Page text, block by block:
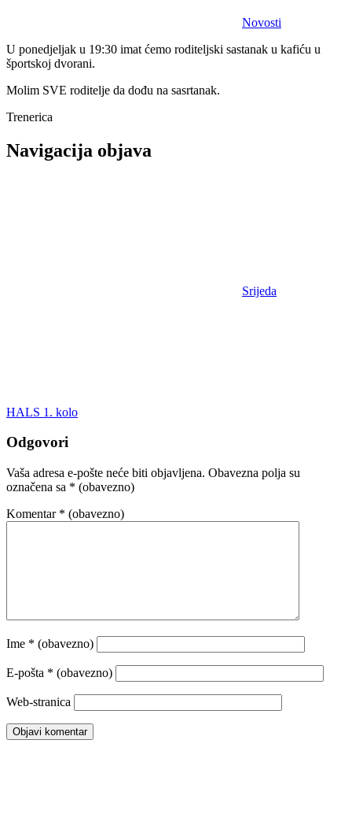
Novosti
U ponedjeljak u 19:30 imat ćemo roditeljski sastanak u kafiću u
športskoj dvorani.
Molim SVE roditelje da dođu na sasrtanak.
Trenerica
Navigacija objava
Srijeda
HALS 1. kolo
Odgovori
Vaša adresa e-pošte neće biti objavljena. Obavezna polja su
označena sa * (obavezno)
Komentar * (obavezno)
Ime * (obavezno)
E-pošta * (obavezno)
Web-stranica